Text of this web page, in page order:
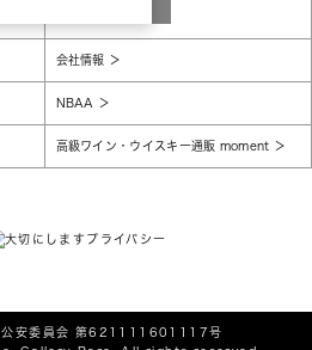
会社情報
NBAA
高級ワイン・ウイスキー通販 moment
公安委員会 第621111601117号